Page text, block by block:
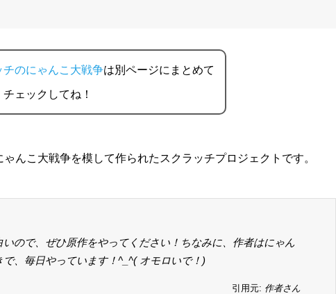
チのにゃんこ大戦争は別ページにまとめて
ェックしてね！
んこ大戦争を模して作られたスクラッチプロジェクトです。
いので、ぜひ原作をやってください！ちなみに、作者はにゃん
で、毎日やっています！^_^( オモロいで！)
作者さん